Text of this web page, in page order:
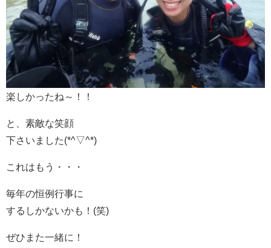
楽しかったね～！！
と、素敵な笑顔
下さいました(*^▽^*)
これはもう・・・
毎年の恒例行事に
するしかないかも！(笑)
ぜひまた一緒に！